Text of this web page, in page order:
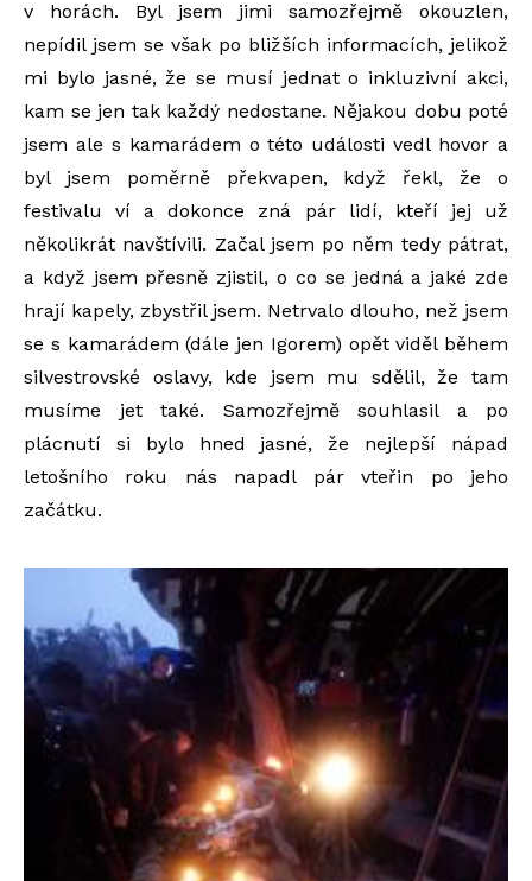
v horách. Byl jsem jimi samozřejmě okouzlen,
nepídil jsem se však po bližších informacích, jelikož
mi bylo jasné, že se musí jednat o inkluzivní akci,
kam se jen tak každý nedostane. Nějakou dobu poté
jsem ale s kamarádem o této události vedl hovor a
byl jsem poměrně překvapen, když řekl, že o
festivalu ví a dokonce zná pár lidí, kteří jej už
několikrát navštívili. Začal jsem po něm tedy pátrat,
a když jsem přesně zjistil, o co se jedná a jaké zde
hrají kapely, zbystřil jsem. Netrvalo dlouho, než jsem
se s kamarádem (dále jen Igorem) opět viděl během
silvestrovské oslavy, kde jsem mu sdělil, že tam
musíme jet také. Samozřejmě souhlasil a po
plácnutí si bylo hned jasné, že nejlepší nápad
letošního roku nás napadl pár vteřin po jeho
začátku.